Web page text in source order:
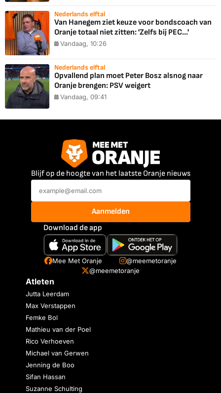
Nederlands elftal
Van Hanegem ziet keuze voor bondscoach van
Oranje totaal niet zitten: 'Zelfs bij PEC...'
Vandaag, 10:26
Nederlands elftal
Opvallend plan moet Peter Bosz alsnog naar
Oranje brengen: PSV weigert
Vandaag, 09:41
Blijf op de hoogte van het laatste Oranje nieuws
Aanmelden
Download de app
Mee Met Oranje
@meemetoranje
@meemetoranje
Atleten
Jutta Leerdam
Max Verstappen
Femke Bol
Mathieu van der Poel
Rico Verhoeven
Michael van Gerwen
Jenning de Boo
Sifan Hassan
Suzanne Schulting